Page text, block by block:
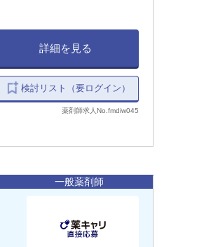
詳細を見る
検討リスト（要ログイン）
薬剤師求人No.fmdiw045
一般薬剤師